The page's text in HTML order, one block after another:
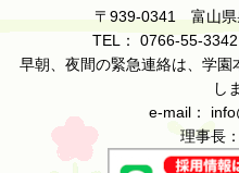
〒939-0341 富山県
TEL： 0766-55-
早朝、夜間の緊急連絡は、学
し
e-mail：
理事長